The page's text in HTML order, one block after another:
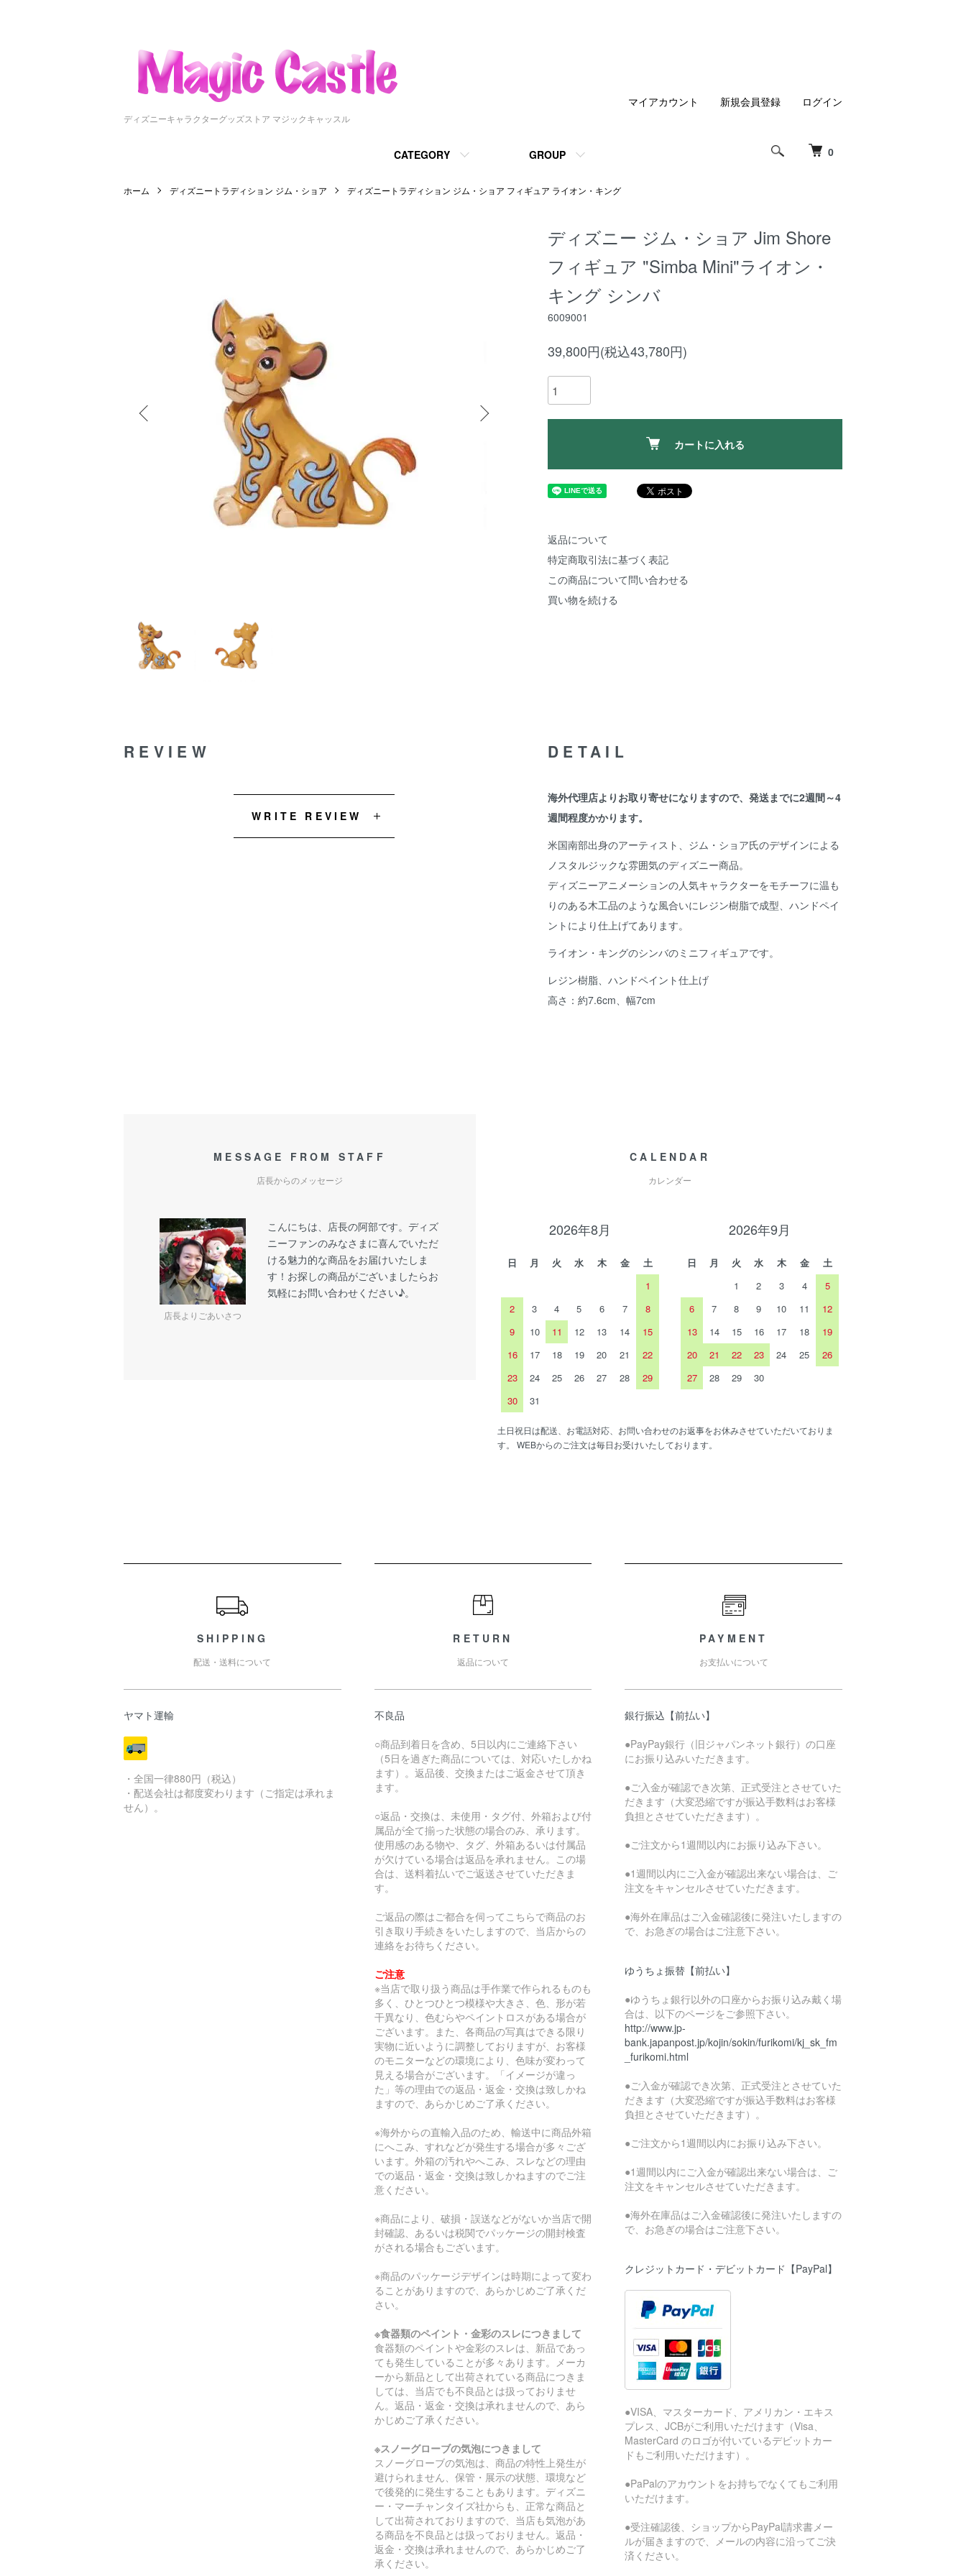
ディズニーキャラクターグッズストア マジックキャッスル
0
CATEGORY GROUP
マイアカウント 新規会員登録 ログイン
ホーム ディズニートラディション ジム・ショア ディズニートラディション ジム・ショア フィギュア ライオン・キング
ディズニー ジム・ショア Jim Shore
フィギュア "Simba Mini"ライオン・
キング シンバ
6009001
39,800円(税込43,780円)
カートに入れる
返品について
特定商取引法に基づく表記
この商品について問い合わせる
買い物を続ける
DETAIL
海外代理店よりお取り寄せになりますので、発送までに2週間～4
週間程度かかります。
米国南部出身のアーティスト、ジム・ショア氏のデザインによる
ノスタルジックな雰囲気のディズニー商品。
ディズニーアニメーションの人気キャラクターをモチーフに温も
りのある木工品のような風合いにレジン樹脂で成型、ハンドペイ
ントにより仕上げてあります。
ライオン・キングのシンバのミニフィギュアです。
レジン樹脂、ハンドペイント仕上げ
高さ：約7.6cm、幅7cm
REVIEW
WRITE REVIEW
MESSAGE FROM STAFF
店長からのメッセージ
店長よりごあいさつ
こんにちは、店長の阿部です。ディズ
ニーファンのみなさまに喜んでいただ
ける魅力的な商品をお届けいたしま
す！お探しの商品がございましたらお
気軽にお問い合わせください♪。
CALENDAR
カレンダー
2026年8月
日 月 火 水 木 金
土
1
2
3 4 5 6 7
8
9
10 11 12 13 14
15
16
17 18 19 20 21
22
23
24 25 26 27 28
29
30
31
2026年9月
日 月 火 水 木 金
土
1
2 3 4
5
6
7 8 9 10 11
12
13
14 15 16 17 18
19
20
21 22 23 24 25
26
27
28 29 30
土日祝日は配送、お電話対応、お問い合わせのお返事をお休みさせていただいておりま
す。 WEBからのご注文は毎日お受けいたしております。
SHIPPING
配送・送料について
ヤマト運輸
・全国一律880円（税込）
・配送会社は都度変わります（ご指定は承れま
せん）。
RETURN
返品について
不良品
○商品到着日を含め、5日以内にご連絡下さい
（5日を過ぎた商品については、対応いたしかね
ます）。返品後、交換またはご返金させて頂き
ます。
○返品・交換は、未使用・タグ付、外箱および付
属品が全て揃った状態の場合のみ、承ります。
使用感のある物や、タグ、外箱あるいは付属品
が欠けている場合は返品を承れません。この場
合は、送料着払いでご返送させていただきま
す。
ご返品の際はご都合を伺ってこちらで商品のお
引き取り手続きをいたしますので、当店からの
連絡をお待ちください。
ご注意
※当店で取り扱う商品は手作業で作られるものも
多く、ひとつひとつ模様や大きさ、色、形が若
干異なり、色むらやペイントロスがある場合が
ございます。また、各商品の写真はできる限り
実物に近いように調整しておりますが、お客様
のモニターなどの環境により、色味が変わって
見える場合がございます。「イメージが違っ
た」等の理由での返品・返金・交換は致しかね
ますので、あらかじめご了承ください。
※海外からの直輸入品のため、輸送中に商品外箱
にへこみ、すれなどが発生する場合が多々ござ
います。外箱の汚れやへこみ、スレなどの理由
での返品・返金・交換は致しかねますのでご注
意ください。
※商品により、破損・誤送などがないか当店で開
封確認、あるいは税関でパッケージの開封検査
がされる場合もございます。
※商品のパッケージデザインは時期によって変わ
ることがありますので、あらかじめご了承くだ
さい。
※食器類のペイント・金彩のスレにつきまして
食器類のペイントや金彩のスレは、新品であっ
ても発生していることが多々あります。メーカ
ーから新品として出荷されている商品につきま
しては、当店でも不良品とは扱っておりませ
ん。返品・返金・交換は承れませんので、あら
かじめご了承ください。
※スノーグローブの気泡につきまして
スノーグローブの気泡は、商品の特性上発生が
避けられません、保管・展示の状態、環境など
で後発的に発生することもあります。ディズニ
ー・マーチャンタイズ社からも、正常な商品と
して出荷されておりますので、当店も気泡があ
る商品を不良品とは扱っておりません。返品・
返金・交換は承れませんので、あらかじめご了
承ください。
PAYMENT
お支払いについて
銀行振込【前払い】
●PayPay銀行（旧ジャパンネット銀行）の口座
にお振り込みいただきます。
●ご入金が確認でき次第、正式受注とさせていた
だきます（大変恐縮ですが振込手数料はお客様
負担とさせていただきます）。
●ご注文から1週間以内にお振り込み下さい。
●1週間以内にご入金が確認出来ない場合は、ご
注文をキャンセルさせていただきます。
●海外在庫品はご入金確認後に発注いたしますの
で、お急ぎの場合はご注意下さい。
ゆうちょ振替【前払い】
●ゆうちょ銀行以外の口座からお振り込み戴く場
合は、以下のページをご参照下さい。
http://www.jp-
bank.japanpost.jp/kojin/sokin/furikomi/kj_sk_fm
_furikomi.html
●ご入金が確認でき次第、正式受注とさせていた
だきます（大変恐縮ですが振込手数料はお客様
負担とさせていただきます）。
●ご注文から1週間以内にお振り込み下さい。
●1週間以内にご入金が確認出来ない場合は、ご
注文をキャンセルさせていただきます。
●海外在庫品はご入金確認後に発注いたしますの
で、お急ぎの場合はご注意下さい。
クレジットカード・デビットカード【PayPal】
●VISA、マスターカード、アメリカン・エキス
プレス、JCBがご利用いただけます（Visa、
MasterCard のロゴが付いているデビットカー
ドもご利用いただけます）。
●PaPalのアカウントをお持ちでなくてもご利用
いただけます。
●受注確認後、ショップからPayPal請求書メー
ルが届きますので、メールの内容に沿ってご決
済ください。